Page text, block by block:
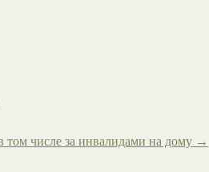
числе за инвалидами на дому →